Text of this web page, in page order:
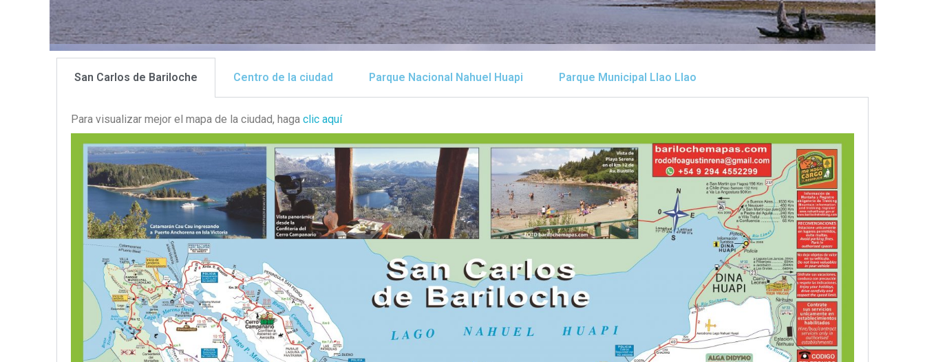
San Carlos de Bariloche Centro de la ciudad Parque Nacional Nahuel Huapi Parque Municipal Llao Llao
Para visualizar mejor el mapa de la ciudad, haga clic aquí